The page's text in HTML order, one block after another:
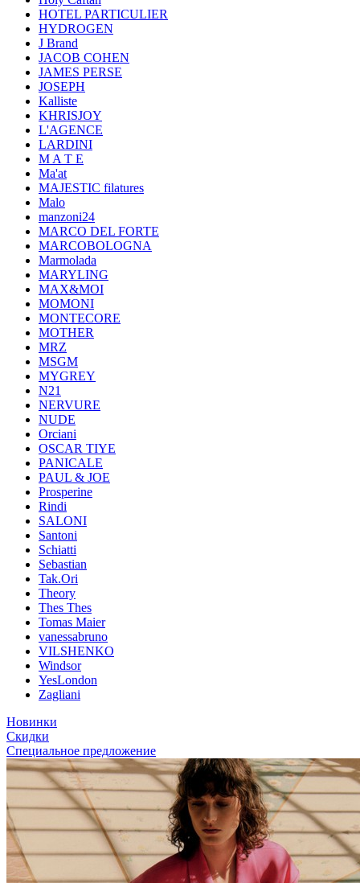
HOTEL PARTICULIER
HYDROGEN
J Brand
JACOB COHEN
JAMES PERSE
JOSEPH
Kalliste
KHRISJOY
L'AGENCE
LARDINI
M A T E
Ma'at
MAJESTIC filatures
Malo
manzoni24
MARCO DEL FORTE
MARCOBOLOGNA
Marmolada
MARYLING
MAX&MOI
MOMONI
MONTECORE
MOTHER
MRZ
MSGM
MYGREY
N21
NERVURE
NUDE
Orciani
OSCAR TIYE
PANICALE
PAUL & JOE
Prosperine
Rindi
SALONI
Santoni
Schiatti
Sebastian
Tak.Ori
Theory
Thes Thes
Tomas Maier
vanessabruno
VILSHENKO
Windsor
YesLondon
Zagliani
Новинки
Скидки
Специальное предложение